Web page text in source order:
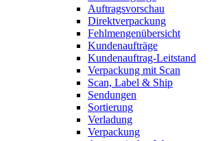
Auftragsvorschau
Direktverpackung
Fehlmengenübersicht
Kundenaufträge
Kundenauftrag-Leitstand
Verpackung mit Scan
Scan, Label & Ship
Sendungen
Sortierung
Verladung
Verpackung